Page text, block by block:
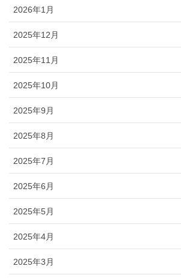
2026年1月
2025年12月
2025年11月
2025年10月
2025年9月
2025年8月
2025年7月
2025年6月
2025年5月
2025年4月
2025年3月